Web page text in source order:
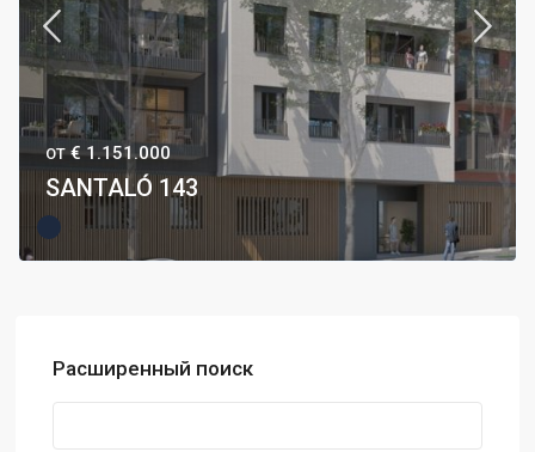
ОТ€ 1.151.000
SANTALÓ 143
Расширенный поиск